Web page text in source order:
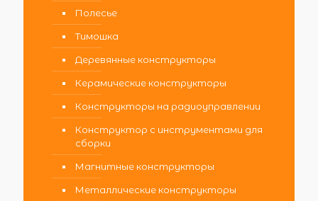
Полесье
Тимошка
Деревянные конструкторы
Керамические конструкторы
Конструкторы на радиоуправлении
Конструктор с инструментами для
сборки
Магнитные конструкторы
Металлические конструкторы